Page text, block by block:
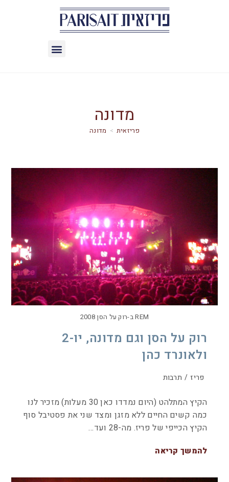
מדונה
> מדונה
REM ב-רוק על הסן 2008
רוק על הסן וגם מדונה, יו-2
ולאונרד כהן
פריז / תרבות
הקיץ המתלהט (היום נמדדו כאן 30 מעלות) מזכיר לנו
כמה קשים החיים ללא מזגן ומצד שני את פסטיבל סוף
הקיץ הכייפי של פריז. מה-28 ועד…
להמשך קריאה